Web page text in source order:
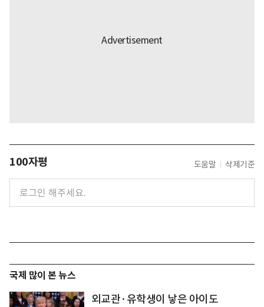
100자평 도움말 삭제기준
국제 많이 본 뉴스
외교관·유학생이 낳은 아이도